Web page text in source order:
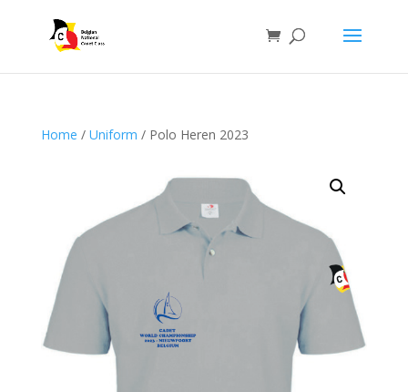
Home / Uniform / Polo Heren 2023